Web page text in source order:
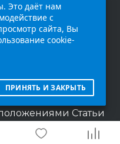
характер и
публичной
Статьи
Российской
Это даёт нам
с
сайта, Вы
cookie-
ПРИНЯТЬ И ЗАКРЫТЬ